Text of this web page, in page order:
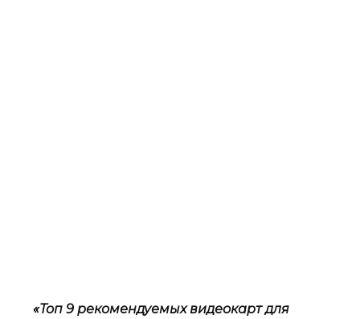
«Топ 9 рекомендуемых видеокарт для